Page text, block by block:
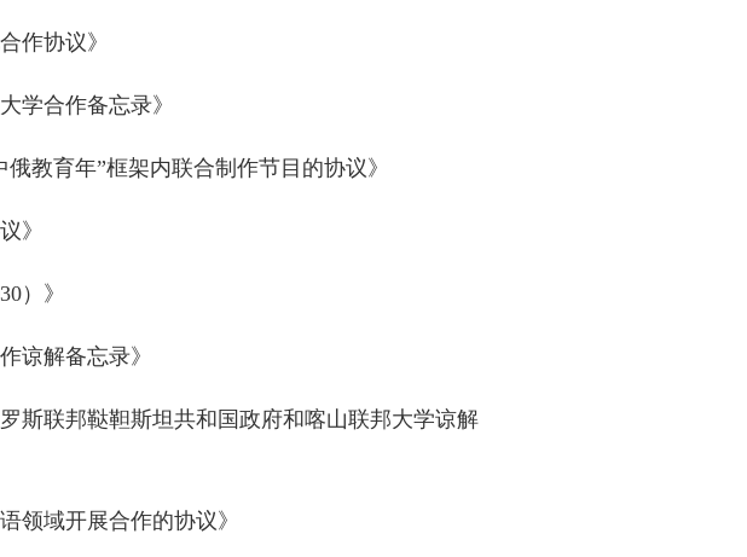
作协议》
学合作备忘录》
教育年”框架内联合制作节目的协议》
》
）》
谅解备忘录》
斯联邦鞑靼斯坦共和国政府和喀山联邦大学谅解
领域开展合作的协议》